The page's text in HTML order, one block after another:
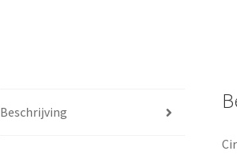
Beschrijving